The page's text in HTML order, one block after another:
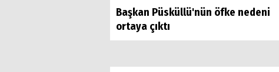
Başkan Püsküllü'nün öfke nedeni
ortaya çıktı